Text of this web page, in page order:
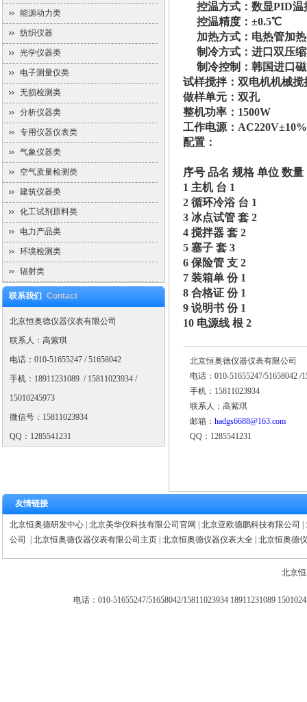
能源动力类
纺织仪器
光学仪器类
电子测量仪类
无损检测类
分析仪器类
专用仪器仪表类
气象仪器类
空气质量检测类
建筑仪器类
化工试剂原料类
电力产品类
环境检测类
辐射类
联系我们 Contact
北京恒奥德仪器仪表有限公司
联系人：高紫琪
电话：010-51655247 / 51658042
手机：18911231089 / 15811023934 /
15010245973
微信号：15811023934
QQ：1285541231
控温方式：数显PID温
控温精度：±0.5℃
加热方式：电热管加热
制冷方式：进口双压
制冷控制：韩国进口磁
试样搅拌：双电机机械搅
做样单元：双孔
整机功率：1500W
工作电源：
配置：
序号 品名 规格 单位 数量
1 主机 台 1
2 循环冷浴 台 1
3 冰点试管 套 2
4 搅拌器 套 2
5 塞子 套 3
6 保险管 支 2
7 装箱单 份 1
8 合格证 份 1
9 说明书 份 1
10 电源线 根 2
北京恒奥德仪器仪表有限公司
电话：010-51655247/51658042 /
手机：15811023934
联系人：高紫琪
邮箱： hadgs6688@163.com
QQ：1285541231
友情链接
北京恒奥德研发中心| 北京美华仪科技有限公司官网 北京亚欧德鹏科技有限公司
公司
北京恒奥德仪器仪表有限公司主页| 北京恒奥德仪器仪表大全| 北京恒奥德
北京
电话：010-51655247/51658042/15811023934 18911231089